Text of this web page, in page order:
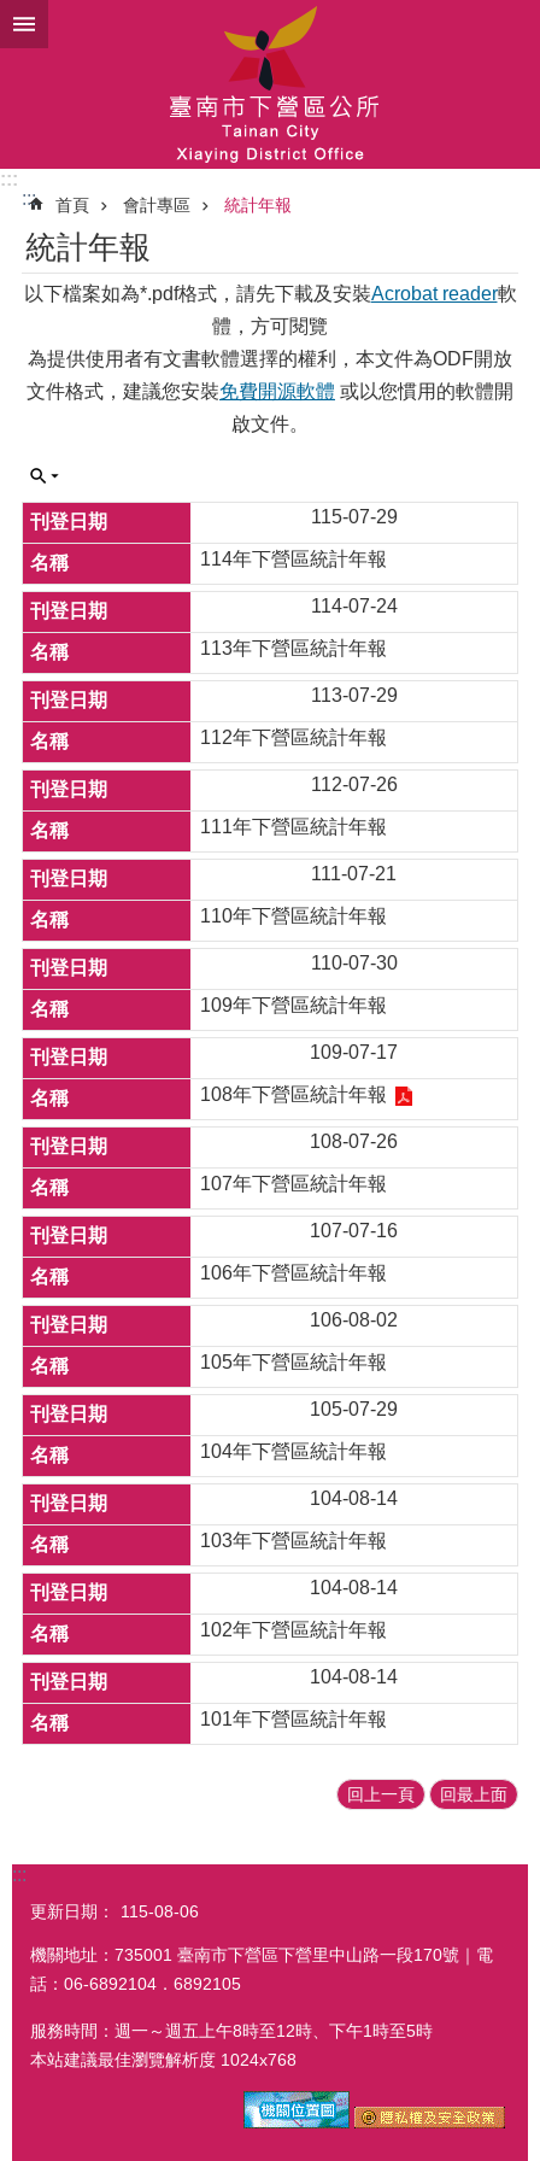
跳到主要內容區塊
:::
:::
首頁 會計專區 統計年報
統計年報
以下檔案如為*.pdf格式，請先下載及安裝Acrobat reader軟
體，方可閱覽
為提供使用者有文書軟體選擇的權利，本文件為ODF開放
文件格式，建議您安裝免費開源軟體 或以您慣用的軟體開
啟文件。
115-07-29
114年下營區統計年報
114-07-24
113年下營區統計年報
113-07-29
112年下營區統計年報
112-07-26
111年下營區統計年報
111-07-21
110年下營區統計年報
110-07-30
109年下營區統計年報
109-07-17
108年下營區統計年報
108-07-26
107年下營區統計年報
107-07-16
106年下營區統計年報
106-08-02
105年下營區統計年報
105-07-29
104年下營區統計年報
104-08-14
103年下營區統計年報
104-08-14
102年下營區統計年報
104-08-14
101年下營區統計年報
回上一頁 回最上面
:::
更新日期： 115-08-06
機關地址：735001 臺南市下營區下營里中山路一段170號｜電
話：06-6892104．6892105
服務時間：週一～週五上午8時至12時、下午1時至5時
本站建議最佳瀏覽解析度 1024x768